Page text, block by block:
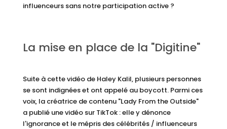
influenceurs sans notre participation active ?
La mise en place de la "Digitine"
Suite à cette vidéo de Haley Kalil, plusieurs personnes
se sont indignées et ont appelé au boycott. Parmi ces
voix, la créatrice de contenu "Lady From the Outside"
a publié une vidéo sur TikTok : elle y dénonce
l'ignorance et le mépris des célébrités / influenceurs